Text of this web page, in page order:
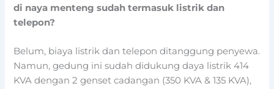
di naya menteng sudah termasuk listrik dan
telepon?
Belum, biaya listrik dan telepon ditanggung penyewa.
Namun, gedung ini sudah didukung daya listrik 414
KVA dengan 2 genset cadangan (350 KVA & 135 KVA),